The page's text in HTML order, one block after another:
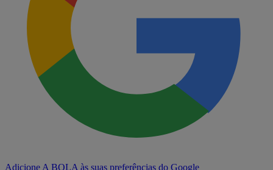
Adicione A BOLA às suas preferências do Google